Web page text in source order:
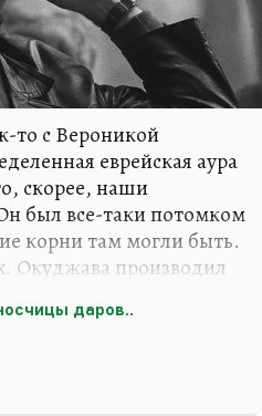
то с Вероникой
еврейская аура
скорее, наши
был все-таки потомком
корни там могли быть.
Окуджава производил
отношением к
так)… Вот у нас в
когда мы обсуждали
появился такой
даров..